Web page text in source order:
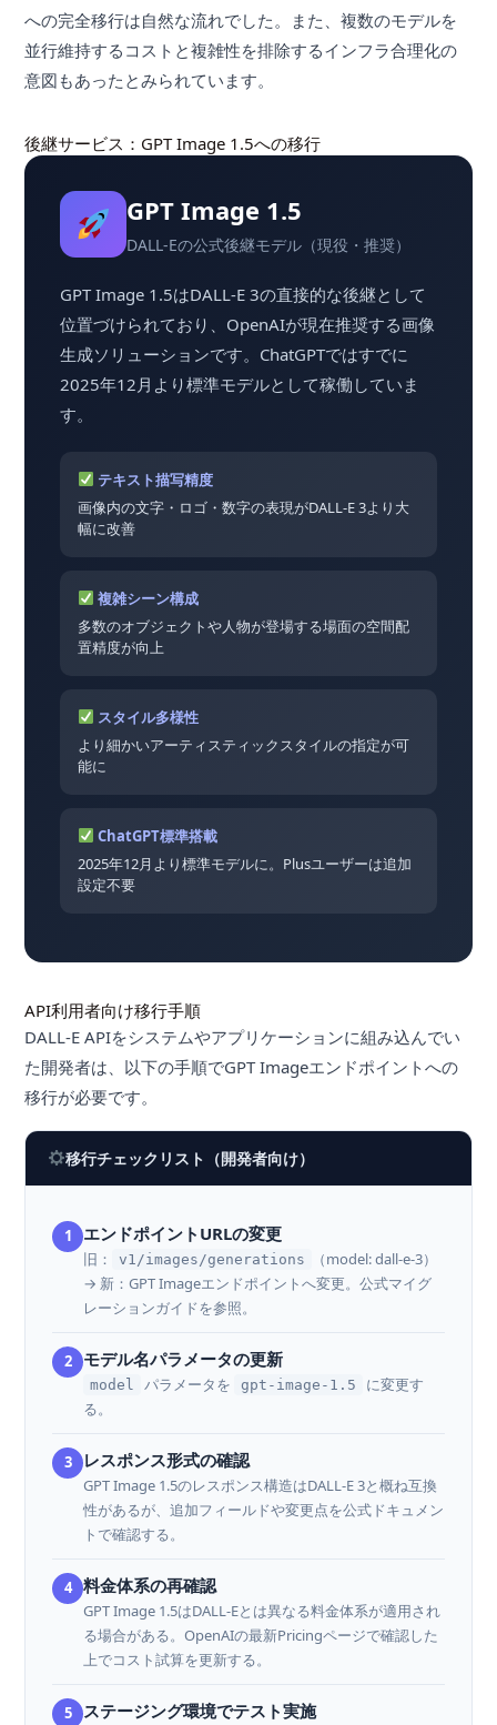
への完全移行は自然な流れでした。また、複数のモデルを
並行維持するコストと複雑性を排除するインフラ合理化の
意図もあったとみられています。
後継サービス：GPT Image 1.5への移行
GPT Image 1.5
DALL-Eの公式後継モデル（現役・推奨）
GPT Image 1.5はDALL-E 3の直接的な後継として
位置づけられており、OpenAIが現在推奨する画像
生成ソリューションです。ChatGPTではすでに
2025年12月より標準モデルとして稼働していま
す。
テキスト描写精度
画像内の文字・ロゴ・数字の表現がDALL-E 3より大
幅に改善
複雑シーン構成
多数のオブジェクトや人物が登場する場面の空間配
置精度が向上
スタイル多様性
より細かいアーティスティックスタイルの指定が可
能に
ChatGPT標準搭載
2025年12月より標準モデルに。Plusユーザーは追加
設定不要
API利用者向け移行手順
DALL-E APIをシステムやアプリケーションに組み込んでい
た開発者は、以下の手順でGPT Imageエンドポイントへの
移行が必要です。
移行チェックリスト（開発者向け）
1 エンドポイントURLの変更
旧： v1/images/generations
（model: dall-e-3）
→ 新：GPT Imageエンドポイントへ変更。公式マイグ
レーションガイドを参照。
2 モデル名パラメータの更新
model パラメータを gpt-image-1.5
に変更す
る。
3 レスポンス形式の確認
GPT Image 1.5のレスポンス構造はDALL-E 3と概ね互換
性があるが、追加フィールドや変更点を公式ドキュメン
トで確認する。
4 料金体系の再確認
GPT Image 1.5はDALL-Eとは異なる料金体系が適用され
る場合がある。OpenAIの最新Pricingページで確認した
上でコスト試算を更新する。
5 ステージング環境でテスト実施